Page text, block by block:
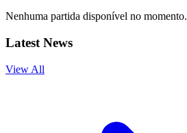
Nenhuma partida disponível no momento.
Latest News
View All